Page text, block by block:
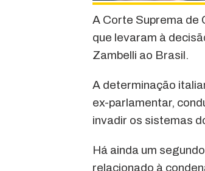
A Corte Suprema de
que levaram à
Zambelli ao Brasil.
A determinação
ex-parlamentar,
invadir os sistemas
Há ainda um
relacionado à